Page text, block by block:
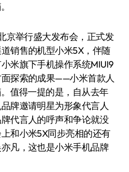
京举行盛大发布会，正式发
销售的机型小米5X，伴随
米旗下手机操作系统MIUI9
探索的成果——小米首款人
值得一提的是，自从去年
牌邀请明星为形象代言人
代言人的呼声和争论就没
和小米5X同步亮相的还有
凡，这也是小米手机品牌